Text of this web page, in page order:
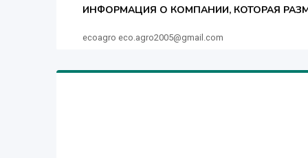
ИНФОРМАЦИЯ О КОМПАНИИ, КОТОРАЯ
ecoagro eco.agro2005@gmail.com